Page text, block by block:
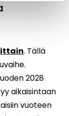
. Tällä
2028
aikaisintaan
vuoteen